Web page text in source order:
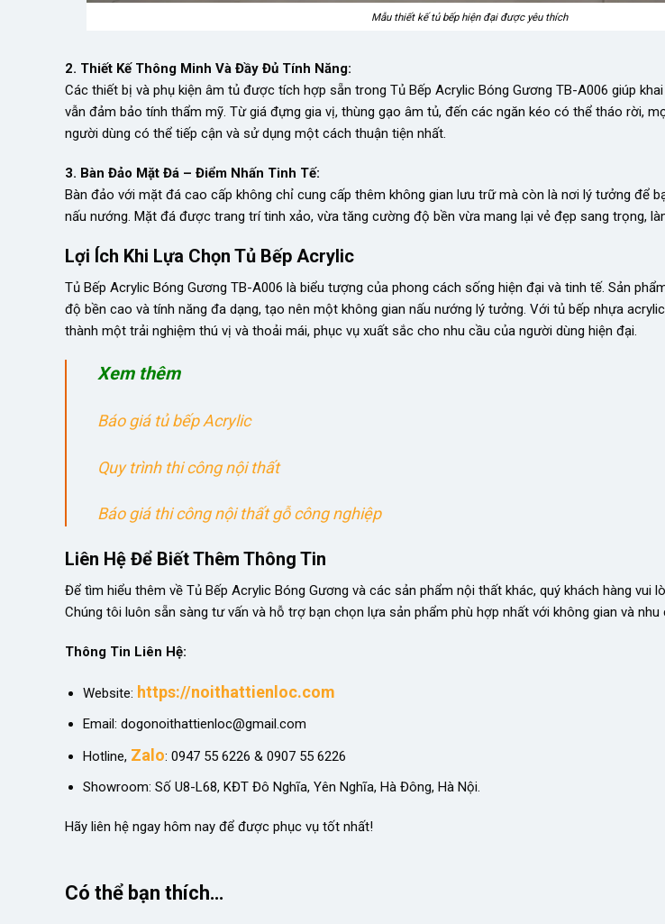
Mẫu thiết kế tủ bếp hiện đại được yêu thích
2. Thiết Kế Thông Minh Và Đầy Đủ Tính Năng:
Các thiết bị và phụ kiện âm tủ được tích hợp sẵn trong Tủ Bếp Acrylic Bóng Gương TB-A006 giúp
vẫn đảm bảo tính thẩm mỹ. Từ giá đựng gia vị, thùng gạo âm tủ, đến các ngăn kéo có thể tháo rời,
người dùng có thể tiếp cận và sử dụng một cách thuận tiện nhất.
3. Bàn Đảo Mặt Đá – Điểm Nhấn Tinh Tế:
Bàn đảo với mặt đá cao cấp không chỉ cung cấp thêm không gian lưu trữ mà còn là nơi lý tưởng để
nấu nướng. Mặt đá được trang trí tinh xảo, vừa tăng cường độ bền vừa mang lại vẻ đẹp sang trọng,
Lợi Ích Khi Lựa Chọn Tủ Bếp Acrylic
Tủ Bếp Acrylic Bóng Gương TB-A006 là biểu tượng của phong cách sống hiện đại và tinh tế. Sản
độ bền cao và tính năng đa dạng, tạo nên một không gian nấu nướng lý tưởng. Với tủ bếp nhựa
thành một trải nghiệm thú vị và thoải mái, phục vụ xuất sắc cho nhu cầu của người dùng hiện đại.
Xem thêm
Báo giá tủ bếp Acrylic
Quy trình thi công nội thất
Báo giá thi công nội thất gỗ công nghiệp
Liên Hệ Để Biết Thêm Thông Tin
Để tìm hiểu thêm về Tủ Bếp Acrylic Bóng Gương và các sản phẩm nội thất khác, quý khách hàng vui
Chúng tôi luôn sẵn sàng tư vấn và hỗ trợ bạn chọn lựa sản phẩm phù hợp nhất với không gian và nhu
Thông Tin Liên Hệ:
Website: https://noithattienloc.com
Email: dogonoithattienloc@gmail.com
Hotline, Zalo: 0947 55 6226 & 0907 55 6226
Showroom: Số U8-L68, KĐT Đô Nghĩa, Yên Nghĩa, Hà Đông, Hà Nội.
Hãy liên hệ ngay hôm nay để được phục vụ tốt nhất!
Có thể bạn thích…